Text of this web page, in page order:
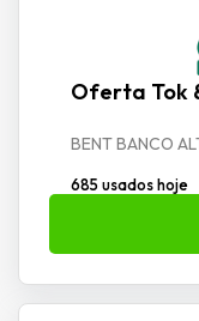
Oferta Tok
BENT BANCO
685 usados hoje